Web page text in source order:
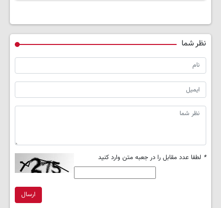
نظر شما
* لطفا عدد مقابل را در جعبه متن وارد کنید
ارسال